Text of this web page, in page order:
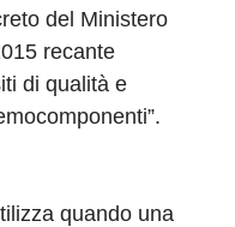
del Ministero
recante
di qualità e
quando una